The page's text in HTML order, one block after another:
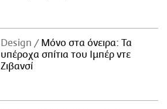
Design
Μόνο στα όνειρα: Τα
υπέροχα σπίτια του Ιμπέρ ντε
Ζιβανσί